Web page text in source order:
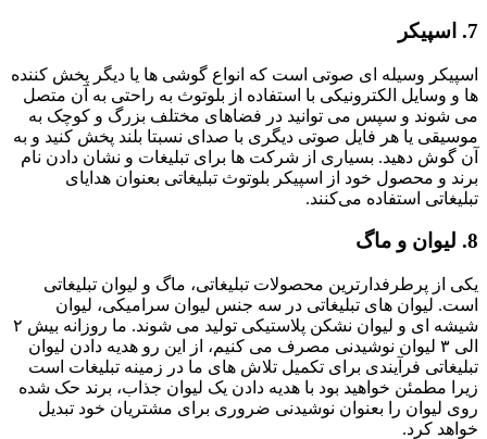
7. اسپیکر
اسپیکر وسیله ای صوتی است که انواع گوشی ها یا دیگر پخش کننده
ها و وسایل الکترونیکی با استفاده از بلوتوث به راحتی به آن متصل
می شوند و سپس می توانید در فضاهای مختلف بزرگ و کوچک به
موسیقی یا هر فایل صوتی دیگری با صدای نسبتا بلند پخش کنید و به
آن گوش دهید. بسیاری از شرکت ها برای تبلیغات و نشان دادن نام
برند و محصول خود از اسپیکر بلوتوث تبلیغاتی بعنوان هدایای
تبلیغاتی استفاده می‌کنند.
8. لیوان و ماگ
یکی از پرطرفدارترین محصولات تبلیغاتی، ماگ و لیوان تبلیغاتی
است. لیوان های تبلیغاتی در سه جنس لیوان سرامیکی، لیوان
شیشه ای و لیوان نشکن پلاستیکی تولید می شوند. ما روزانه بیش ۲
الی ۳ لیوان نوشیدنی مصرف می کنیم، از این رو هدیه دادن لیوان
تبلیغاتی فرآیندی برای تکمیل تلاش های ما در زمینه تبلیغات است
زیرا مطمئن خواهید بود با هدیه دادن یک لیوان جذاب، برند حک شده
روی لیوان را بعنوان نوشیدنی ضروری برای مشتریان خود تبدیل
خواهد کرد.